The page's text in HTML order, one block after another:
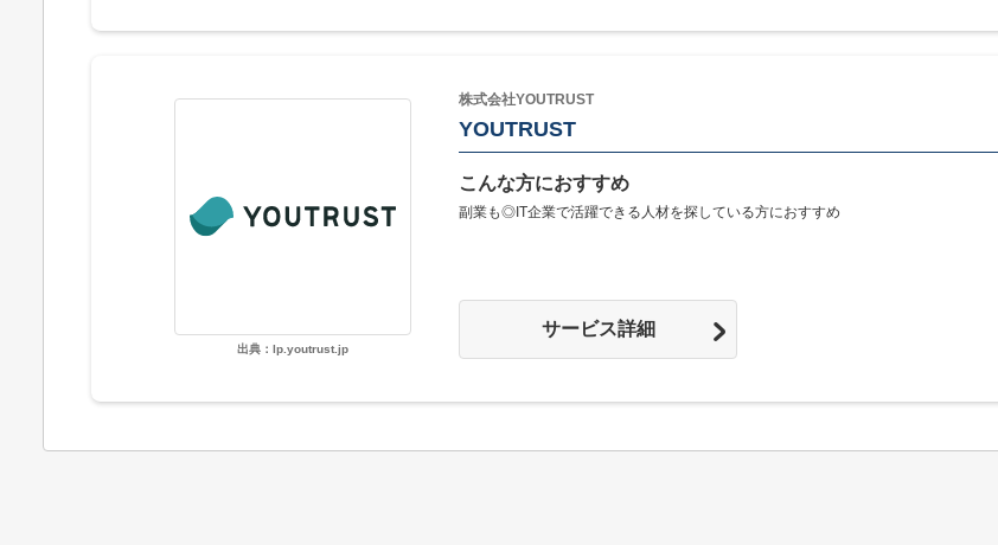
出典：lp.youtrust.jp
株式会社YOUTRUST
YOUTRUST
こんな方におすすめ
副業も◎IT企業で活躍できる人材を探している方におすすめ
サービス詳細